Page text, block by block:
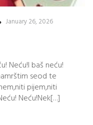
January 26, 2026
Neću!I baš neću!
seod te
pijem,niti
Neću!Nek[…]